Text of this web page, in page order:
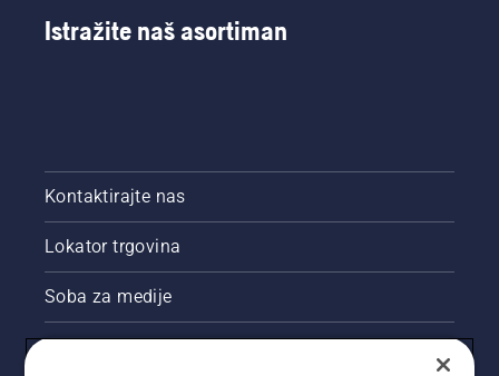
Istražite naš asortiman
Kontaktirajte nas
Lokator trgovina
Soba za medije
Akcije